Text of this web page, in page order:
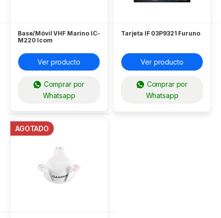
Base/Móvil VHF Marino IC-
M220 Icom
Ver producto
Comprar por
Whatsapp
Tarjeta IF 03P9321 Furuno
Ver producto
Comprar por
Whatsapp
AGOTADO